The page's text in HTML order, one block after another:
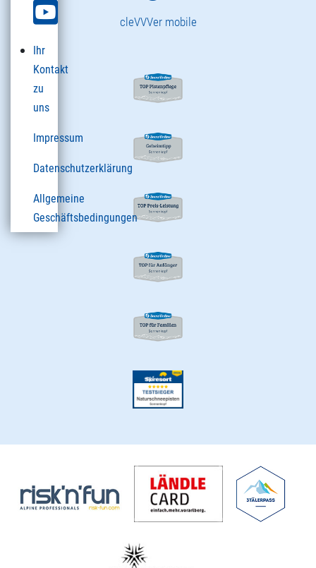
Ihr
Kontakt
zu
uns
Impressum
Datenschutzerklärung
Allgemeine
Geschäftsbedingungen
cleVVVer mobile